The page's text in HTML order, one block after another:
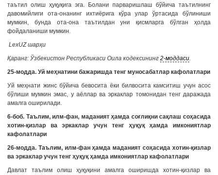
таътил олиш ҳуқуқига эга. Болани парваришлаш бўйича таътилнинг
давомийлиги ота-онанинг ихтиёрига кўра улар ўртасида бўлиниши
мумкин, бунда ота-она таътилдан уни қисмларга бўлган ҳолда
фойдаланиши мумкин.
LexUZ шарҳи
Қаранг: Ўзбекистон Республикаси Оила кодексининг 2-моддаси.
25-модда. Уй меҳнатини бажаришда тенг муносабатлар кафолатлари
Уй меҳнати жинс бўйича бевосита ёки билвосита камситиш учун асос
бўлиши мумкин эмас, у аёллар ва эркаклар томонидан тенг даражада
амалга оширилади.
6-боб. Таълим, илм-фан, маданият ҳамда соғлиқни сақлаш соҳасида
хотин-қизлар ва эркаклар учун тенг ҳуқуқ ҳамда имкониятлар
кафолатлари
26-модда. Таълим, илм-фан ҳамда маданият соҳасида хотин-қизлар
ва эркаклар учун тенг ҳуқуқ ҳамда имкониятлар кафолатлари
Давлат таълим олиш ҳуқуқини амалга оширишда хотин-қизлар ва